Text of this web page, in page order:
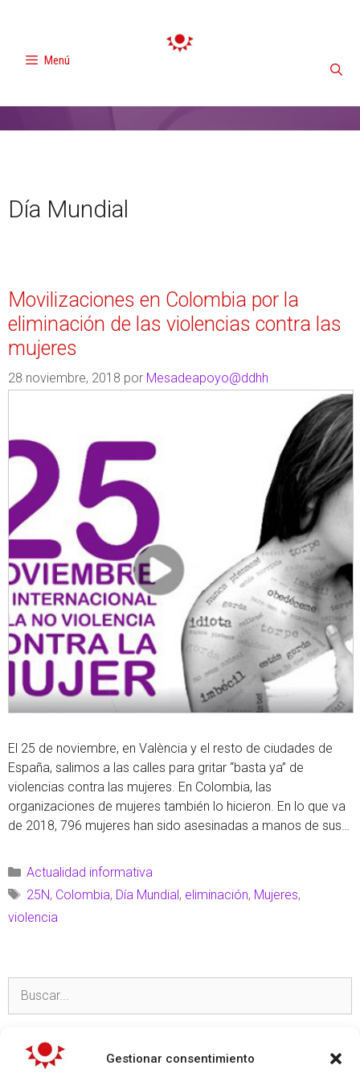
Gestionar consentimiento
Menú
Día Mundial
Movilizaciones en Colombia por la
eliminación de las violencias contra las
mujeres
28 noviembre, 2018 por Mesadeapoyo@ddhh
El 25 de noviembre, en València y el resto de ciudades de
España, salimos a las calles para gritar “basta ya” de
violencias contra las mujeres. En Colombia, las
organizaciones de mujeres también lo hicieron. En lo que va
de 2018, 796 mujeres han sido asesinadas a manos de sus
Legal, 50.120 … Leer más
Actualidad informativa
25N, Colombia, Día Mundial , eliminación, Mujeres,
violencia
TEMAS